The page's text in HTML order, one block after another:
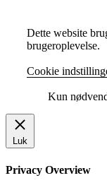
Dette website
brugeroplevelse.
Cookie
Kun
Luk
Privacy Overview